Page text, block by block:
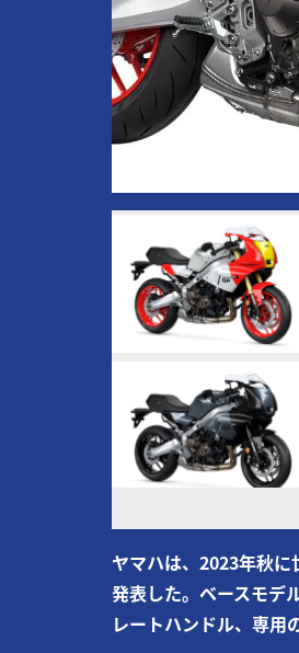
ヤマハは、2023年秋
発表した。ベースモデ
レートハンドル、専用